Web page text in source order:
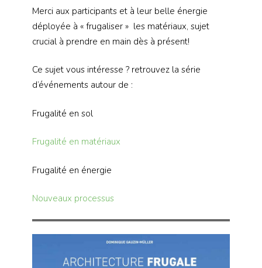
Merci aux participants et à leur belle énergie
déployée à « frugaliser » les matériaux, sujet
crucial à prendre en main dès à présent!
Ce sujet vous intéresse ? retrouvez la série
d’événements autour de :
Frugalité en sol
Frugalité en matériaux
Frugalité en énergie
Nouveaux processus